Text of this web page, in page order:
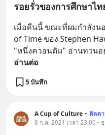
รอยรั่วของการศึกษาไ
เมื่อคืนนี้ ขณะที่ผมกำลังน
of Time ของ Stephen
"หนึ่งควอนตัม" อ่านทวนอ
อ่านต่อ
5 บันทึก
A Cup of Culture • ติดต
8 ก.ค. 2021 เวลา 23:00 •